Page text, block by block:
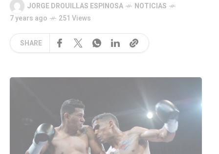
JORGE DROUILLAS ESPINOSA
NOTICIAS
7 years ago
251 Views
SHARE